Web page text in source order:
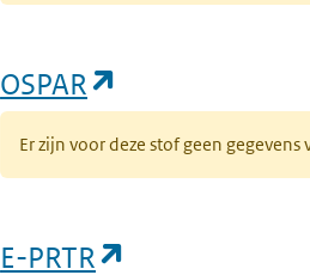
OSPAR
Er zijn voor deze stof geen
E-PRTR